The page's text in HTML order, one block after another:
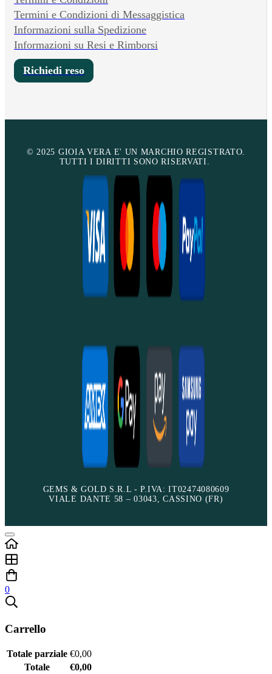
Termini e Condizioni di Messaggistica
Informazioni sulla Spedizione
Informazioni su Resi e Rimborsi
Richiedi reso
© 2025 GIOIA VERA E' UN MARCHIO REGISTRATO.
TUTTI I DIRITTI SONO RISERVATI.
GEMS & GOLD S.R.L - P.IVA: IT02474080609
VIALE DANTE 58 – 03043, CASSINO (FR)
0
Carrello
Totale parziale €0,00
Totale
€0,00